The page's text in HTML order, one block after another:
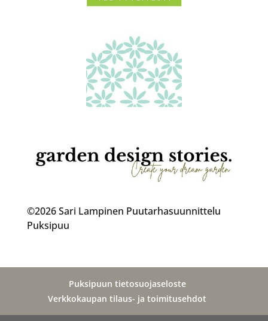
©2026 Sari Lampinen Puutarhasuunnittelu
Puksipuu
Puksipuun tietosuojaseloste
Verkkokaupan tilaus- ja toimitusehdot